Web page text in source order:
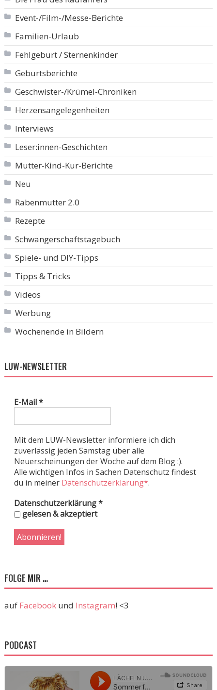
Event-/Film-/Messe-Berichte
Familien-Urlaub
Fehlgeburt / Sternenkinder
Geburtsberichte
Geschwister-/Krümel-Chroniken
Herzensangelegenheiten
Interviews
Leser:innen-Geschichten
Mutter-Kind-Kur-Berichte
Neu
Rabenmutter 2.0
Rezepte
Schwangerschaftstagebuch
Spiele- und DIY-Tipps
Tipps & Tricks
Videos
Werbung
Wochenende in Bildern
LUW-NEWSLETTER
E-Mail*
Mit dem LUW-Newsletter informiere ich dich
zuverlässig jeden Samstag über alle
Neuerscheinungen der Woche auf dem Blog :).
Alle wichtigen Infos in Sachen Datenschutz findest
du in meiner Datenschutzerklärung*.
Datenschutzerklärung*
gelesen & akzeptiert
FOLGE MIR …
auf Facebookund Instagram! <3
PODCAST